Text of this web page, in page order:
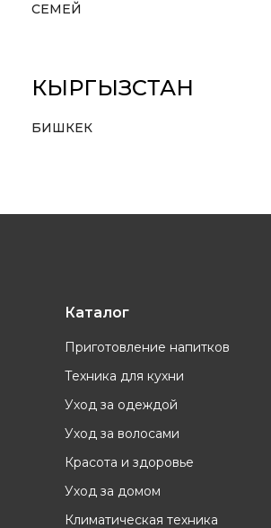
СЕМЕЙ
КЫРГЫЗСТАН
БИШКЕК
Каталог
Приготовление напитков
Техника для кухни
Уход за одеждой
Уход за волосами
Красота и здоровье
Уход за домом
Климатическая техника